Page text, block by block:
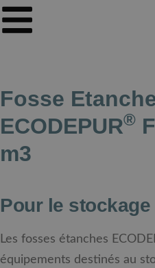
Fosse
ECODEPUR®
m3
Pour le
Les fosses étanches
équipements destinés au